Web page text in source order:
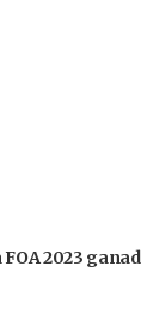
2023